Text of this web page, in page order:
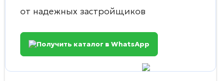
от надежных застройщиков
Получить каталог в WhatsApp